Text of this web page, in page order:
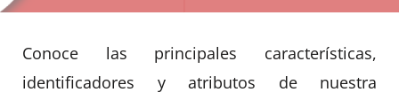
Conoce las principales características,
identificadores y atributos de nuestra